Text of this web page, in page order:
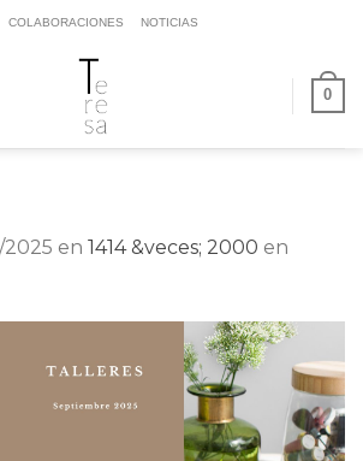
COLABORACIONES NOTICIAS
0
2025 en 1414 &veces; 2000 en